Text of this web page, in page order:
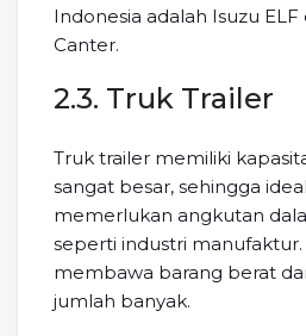
Indonesia adalah Isuzu
Canter.
2.3. Truk Trailer
Truk trailer memiliki
sangat besar, sehingga
memerlukan angkutan
seperti industri
membawa barang berat
jumlah banyak.